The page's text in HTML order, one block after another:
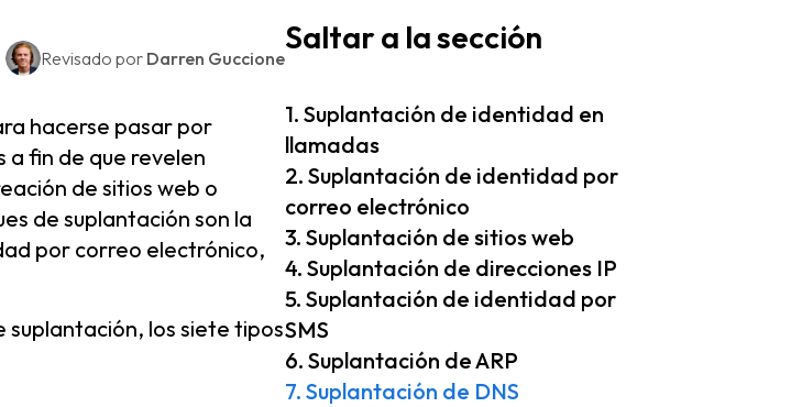
Revisado por Darren Guccione
hacerse pasar por
a fin de que revelen
de sitios web o
de suplantación son la
por correo electrónico,
los siete tipos
Saltar a la sección
1. Suplantación de identidad en
llamadas
2. Suplantación de identidad por
correo electrónico
3. Suplantación de sitios web
4. Suplantación de direcciones IP
5. Suplantación de identidad por
SMS
6. Suplantación de ARP
7. Suplantación de DNS